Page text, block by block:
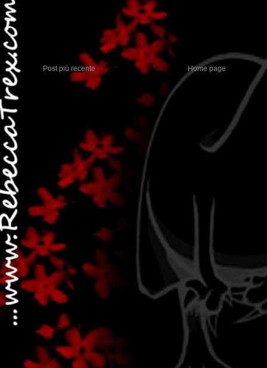
Post più recente Home page